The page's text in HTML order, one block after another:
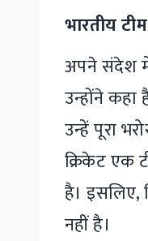
भारतीय
अपने संदेश में,
उन्होंने
उन्हें पूरा
क्रिकेट एक
है। इसलिए,
नहीं है।